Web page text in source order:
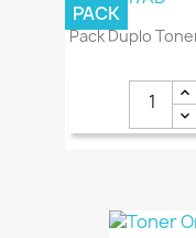
Pack Duplo
PACK